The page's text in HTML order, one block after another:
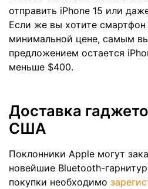
отправить iPhone 15 или
Если же вы хотите смартфон
минимальной цене, самым
предложением остается
меньше $400.
Доставка
США
Поклонники Apple могут
новейшие Bluetooth-
покупки необходимо